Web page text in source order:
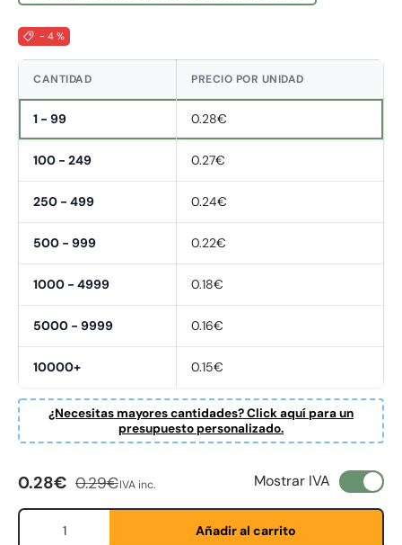
- 4 %
CANTIDAD PRECIO POR UNIDAD
1 - 99 0.28€
100 - 249 0.27€
250 - 499 0.24€
500 - 999 0.22€
1000 - 4999 0.18€
5000 - 9999 0.16€
10000+ 0.15€
¿Necesitas mayores cantidades? Click aquí para un
presupuesto personalizado.
Fornavn
Precio de venta
0.28€ Precio normal
0.29€IVA inc. Mostrar IVA
Cant.
Añadir al carrito